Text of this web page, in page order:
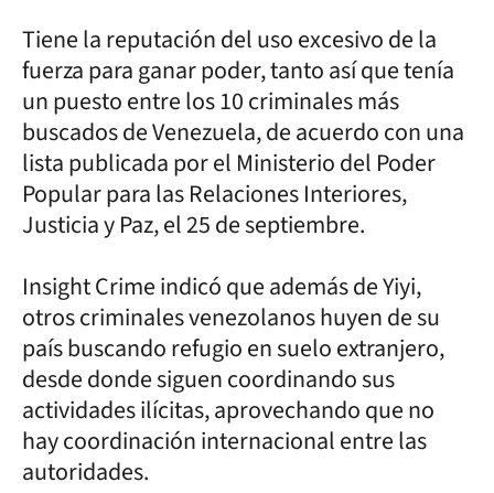
Tiene la reputación del uso excesivo de la
fuerza para ganar poder, tanto así que tenía
un puesto entre los 10 criminales más
buscados de Venezuela, de acuerdo con una
lista publicada por el Ministerio del Poder
Popular para las Relaciones Interiores,
Justicia y Paz, el 25 de septiembre.
Insight Crime indicó que además de Yiyi,
otros criminales venezolanos huyen de su
país buscando refugio en suelo extranjero,
desde donde siguen coordinando sus
actividades ilícitas, aprovechando que no
hay coordinación internacional entre las
autoridades.